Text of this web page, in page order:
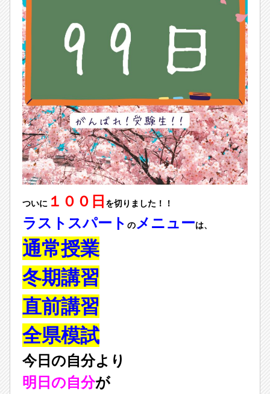
ついに １００日 を切りました！！
ラストスパート のメニューは、
通常授業
冬期講習
直前講習
全県模試
今日の自分より
明日の自分が